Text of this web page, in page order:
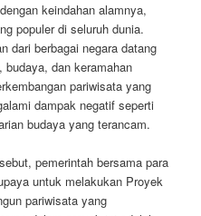
keindahan alamnya,
populer di seluruh dunia.
dari berbagai negara datang
dan keramahan
pariwisata yang
dampak negatif seperti
budaya yang terancam.
pemerintah bersama para
untuk melakukan Proyek
pariwisata yang